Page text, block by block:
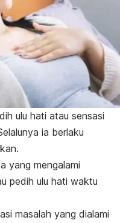
ulu hati atau sensasi
ia berlaku
yang mengalami
pedih ulu hati waktu
masalah yang dialami